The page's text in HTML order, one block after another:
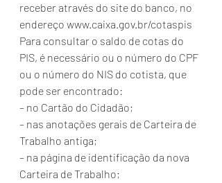
receber através do site do banco, no
endereço www.caixa.gov.br/cotaspis
Para consultar o saldo de cotas do
PIS, é necessário ou o número do CPF
ou o número do NIS do cotista, que
pode ser encontrado:
– no Cartão do Cidadão;
– nas anotações gerais de Carteira de
Trabalho antiga;
– na página de identificação da nova
Carteira de Trabalho;